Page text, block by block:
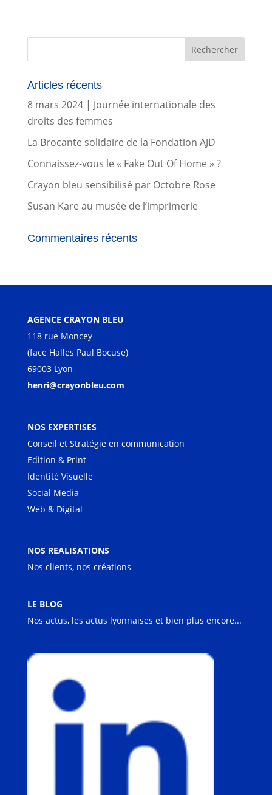
Articles récents
8 mars 2024 | Journée internationale des
droits des femmes
La Brocante solidaire de la Fondation AJD
Connaissez-vous le « Fake Out Of Home » ?
Crayon bleu sensibilisé par Octobre Rose
Susan Kare au musée de l’imprimerie
Commentaires récents
AGENCE CRAYON BLEU
118 rue Moncey
(face Halles Paul Bocuse)
69003 Lyon
henri@crayonbleu.com
NOS EXPERTISES
Conseil et Stratégie en communication
Edition & Print
Identité Visuelle
Social Media
Web & Digital
NOS REALISATIONS
Nos clients, nos créations
LE BLOG
Nos actus, les actus lyonnaises et bien plus encore...